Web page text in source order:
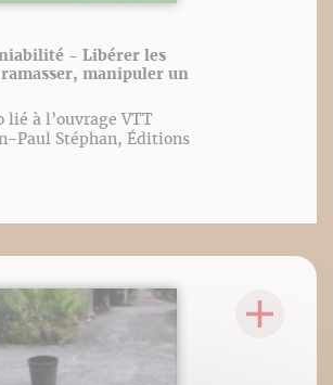
- Libérer les
manipuler un
lié à l’ouvrage VTT
Paul Stéphan, Éditions